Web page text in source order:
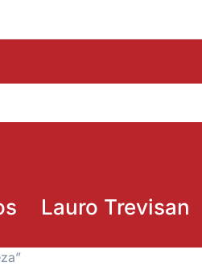
Lauro Trevisan